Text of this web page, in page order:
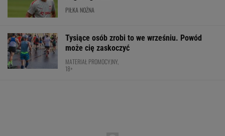
PIŁKA NOŻNA
Tysiące osób zrobi to we wrześniu. Powód
może cię zaskoczyć
MATERIAŁ PROMOCYJNY,
18+